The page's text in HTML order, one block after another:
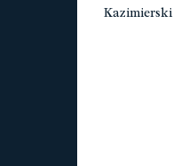
Kazimierski